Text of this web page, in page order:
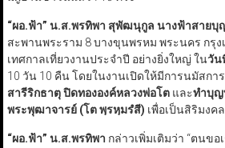
“ผอ.ฟ้า” น.ส.พรทิพา สุพัฒนุกูล นางฟ้าสายบุ
สะพานพระราม 8 บางขุนพรหม พระนคร กรุง
เทศกาลเที่ยวงานประจำปี อย่างยิ่งใหญ่ ในวัน
10 วัน 10 คืน โดยในงานเปิดให้มีการนมัสการ
สารีริกธาตุปิดทององค์หลวงพ่อโตและทำบุญ
พระพุฒาจารย์ (โต พฺรหฺมรํสี) เพื่อเป็นสิริมงค
“ผอ.ฟ้า” น.ส.พรทิพา กล่าวเพิ่มเติมว่า “ตนข